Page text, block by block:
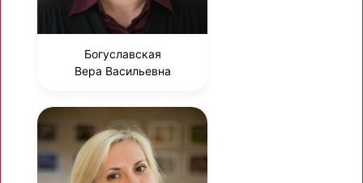
Богуславская
Вера Васильевна